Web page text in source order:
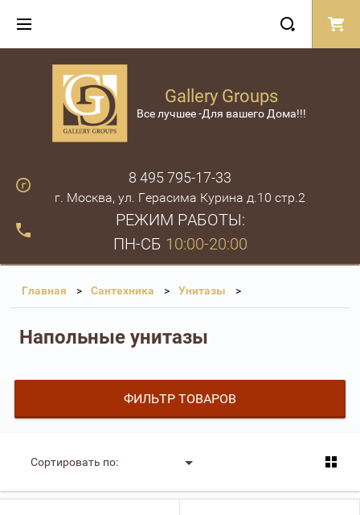
Gallery Groups
Все лучшее -Для вашего Дома!!!
8 495 795-17-33
г. Москва, ул. Герасима Курина д.10 стр.2
РЕЖИМ РАБОТЫ:
ПН-СБ 10:00-20:00
Главная Сантехника Унитазы
Напольные унитазы
ФИЛЬТР ТОВАРОВ
Сортировать по: